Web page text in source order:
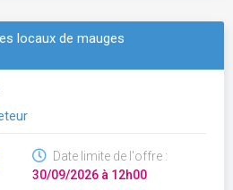
locaux de mauges
Date limite de l'offre :
30/09/2026 à 12h00